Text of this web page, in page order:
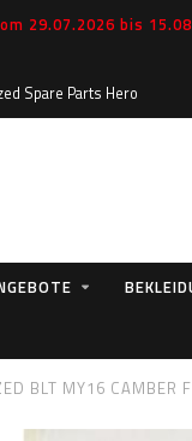
29.07.2026 bis
Spare Parts Hero
BLT MY16 CAMBER